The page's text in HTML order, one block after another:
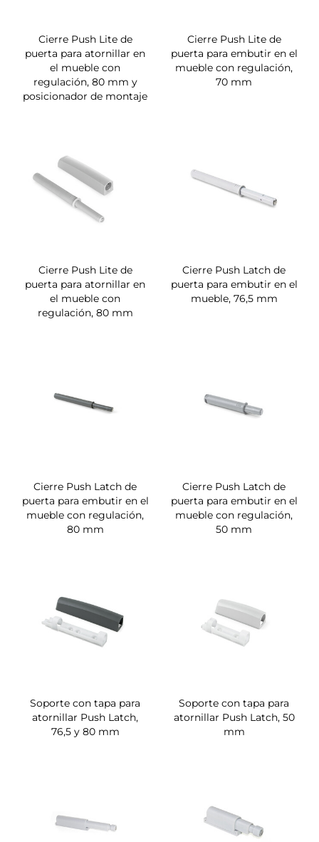
Cierre Push Lite de
puerta para atornillar en
el mueble con
regulación, 80 mm y
posicionador de montaje
Cierre Push Lite de
puerta para embutir en el
mueble con regulación,
70 mm
Cierre Push Lite de
puerta para atornillar en
el mueble con
regulación, 80 mm
Cierre Push Latch de
puerta para embutir en el
mueble, 76,5 mm
Cierre Push Latch de
puerta para embutir en el
mueble con regulación,
80 mm
Cierre Push Latch de
puerta para embutir en el
mueble con regulación,
50 mm
Soporte con tapa para
atornillar Push Latch,
76,5 y 80 mm
Soporte con tapa para
atornillar Push Latch, 50
mm